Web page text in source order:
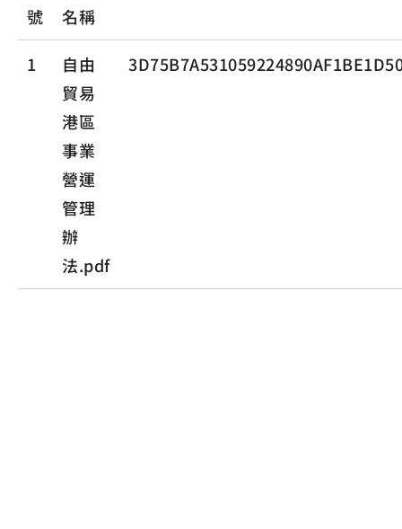
號
名稱
1
自由
貿易
港區
事業
營運
管理
辦
法.pdf